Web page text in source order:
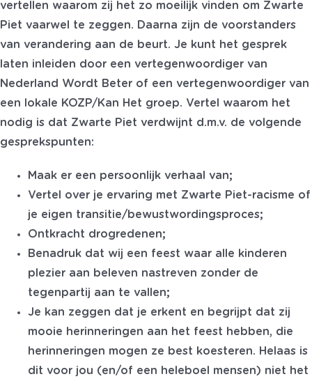
vertellen waarom zij het zo moeilijk vinden om Zwarte
Piet vaarwel te zeggen. Daarna zijn de voorstanders
van verandering aan de beurt. Je kunt het gesprek
laten inleiden door een vertegenwoordiger van
Nederland Wordt Beter of een vertegenwoordiger van
een lokale KOZP/Kan Het groep. Vertel waarom het
nodig is dat Zwarte Piet verdwijnt d.m.v. de volgende
gesprekspunten:
Maak er een persoonlijk verhaal van;
Vertel over je ervaring met Zwarte Piet-racisme of
je eigen transitie/bewustwordingsproces;
Ontkracht drogredenen;
Benadruk dat wij een feest waar alle kinderen
plezier aan beleven nastreven zonder de
tegenpartij aan te vallen;
Je kan zeggen dat je erkent en begrijpt dat zij
mooie herinneringen aan het feest hebben, die
herinneringen mogen ze best koesteren. Helaas is
dit voor jou (en/of een heleboel mensen) niet het